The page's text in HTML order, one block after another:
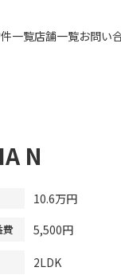
一覧店舗一覧お問い
N
10.6万円
費 5,500円
2LDK